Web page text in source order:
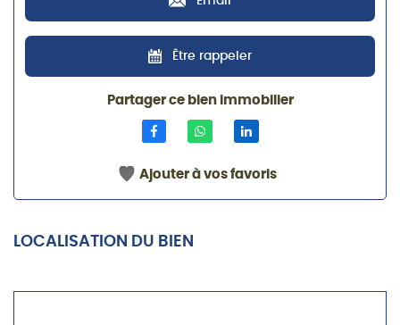
Être rappeler
Partager ce bien immobilier
Ajouter à vos favoris
LOCALISATION DU BIEN